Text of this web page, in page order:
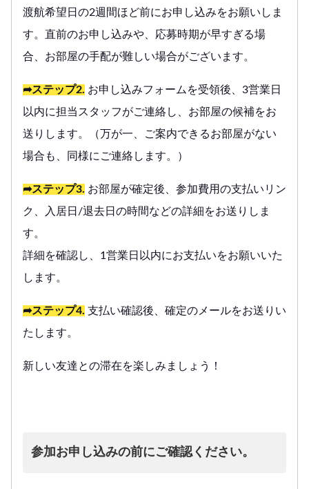
渡航希望日の2週間ほど前にお申し込みをお願いしま
す。直前のお申し込みや、応募時期が早すぎる場
合、お部屋の手配が難しい場合がございます。
➦ステップ2. お申し込みフォームを受領後、3営業日
以内に担当スタッフがご連絡し、お部屋の候補をお
送りします。（万が一、ご案内できるお部屋がない
場合も、同様にご連絡します。）
➦ステップ3. お部屋が確定後、参加費用の支払いリン
ク、入居日/退去日の時間などの詳細をお送りしま
す。
詳細を確認し、1営業日以内にお支払いをお願いいた
します。
➦ステップ4. 支払い確認後、確定のメールをお送りい
たします。
新しい友達との滞在を楽しみましょう！
参加お申し込みの前にご確認ください。